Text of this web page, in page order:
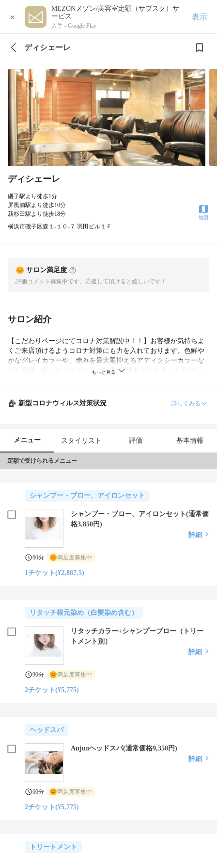
×
MEZONメゾン/美容室定額（サブスク）サ
ービス
入手 - Google Play
表示
ディシェーレ
ディシェーレ
磯子駅より徒歩1分
屏風浦駅より徒歩10分
新杉田駅より徒歩18分
横浜市磯子区森１-１０-７ 羽田ビル１Ｆ
地図
サロン満足度
評価コメント募集中です。応援して頂けると嬉しいです！
サロン紹介
【こだわりページにてコロナ対策解説中！！】お客様が気持ちよ
くご来店頂けるようコロナ対策にも力を入れております。色鮮や
かなグレイカラーや、赤みを最大限抑えるアディクシーカラーな
どお客様に合ったメニューをご提案♪簡単お手入れカットで伸ばし
新型コロナウィルス対策状況
詳しくみる
メニュー スタイリスト 評価 基本情報
定額で受けられるメニュー
シャンプー・ブロー、アイロンセット
シャンプー・ブロー、アイロンセット(通常価
格3,850円)
詳細
60分 満足度募集中
1チケット(¥2,887.5)
リタッチ根元染め（白髪染め含む）
リタッチカラー+シャンプーブロー（トリー
トメント別）
詳細
90分 満足度募集中
2チケット(¥5,775)
ヘッドスパ
Aujuaヘッドスパ(通常価格9,350円)
詳細
60分 満足度募集中
2チケット(¥5,775)
トリートメント